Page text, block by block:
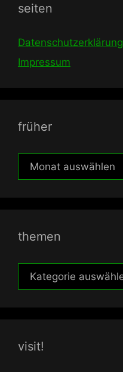
seiten
Datenschutzerklärung
Impressum
früher
früher
themen
themen
visit!